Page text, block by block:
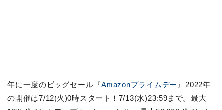
年に一度のビッグセール『Amazonプライムデー 』2022年
の開催は7/12(火)0時スタート！7/13(水)23:59まで。最大